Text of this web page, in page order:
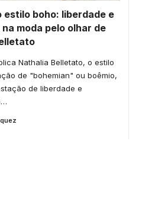
estilo boho: liberdade e
moda pelo olhar de
Nathalia Belletato, o estilo
de "bohemian" ou boêmio,
de liberdade e